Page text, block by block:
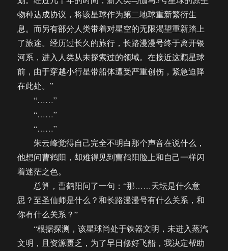
物种达成协议，将该星球作为第二地球重新繁衍生
息。而另有部分人类带着对星空的无限渴望重新踏上
了旅途。经历过长久的旅行，长路漫漫号终于离开银
河系，进入人类从未探索过的领域。在接近这颗星球
前，由于穿越小行星带船体遭受严重创伤，紧急迫降
在此处。”
“……”
“……”
“……”
朱云峰觉得自己完全不明白那个声音在说什么，
他想问曹鹤阳，却难得见到曹鹤阳脸上和自己一样闪
着迷茫之色。
总算，曹鹤阳问了一句：“那……天坛是什么意
思？至圣仙师是什么？和长路漫漫号有什么关系，和
你有什么关系？”
“根据探测，该星球尚处于铁器文明，未进入蒸汽
文明，且资源匮乏，为了早日修好飞船，我决定帮助